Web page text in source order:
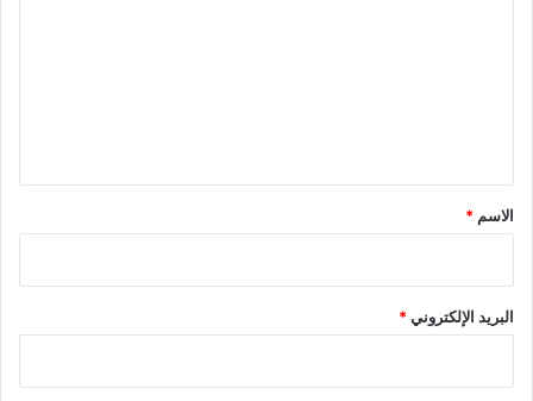
*
الاسم *
البريد الإلكتروني*